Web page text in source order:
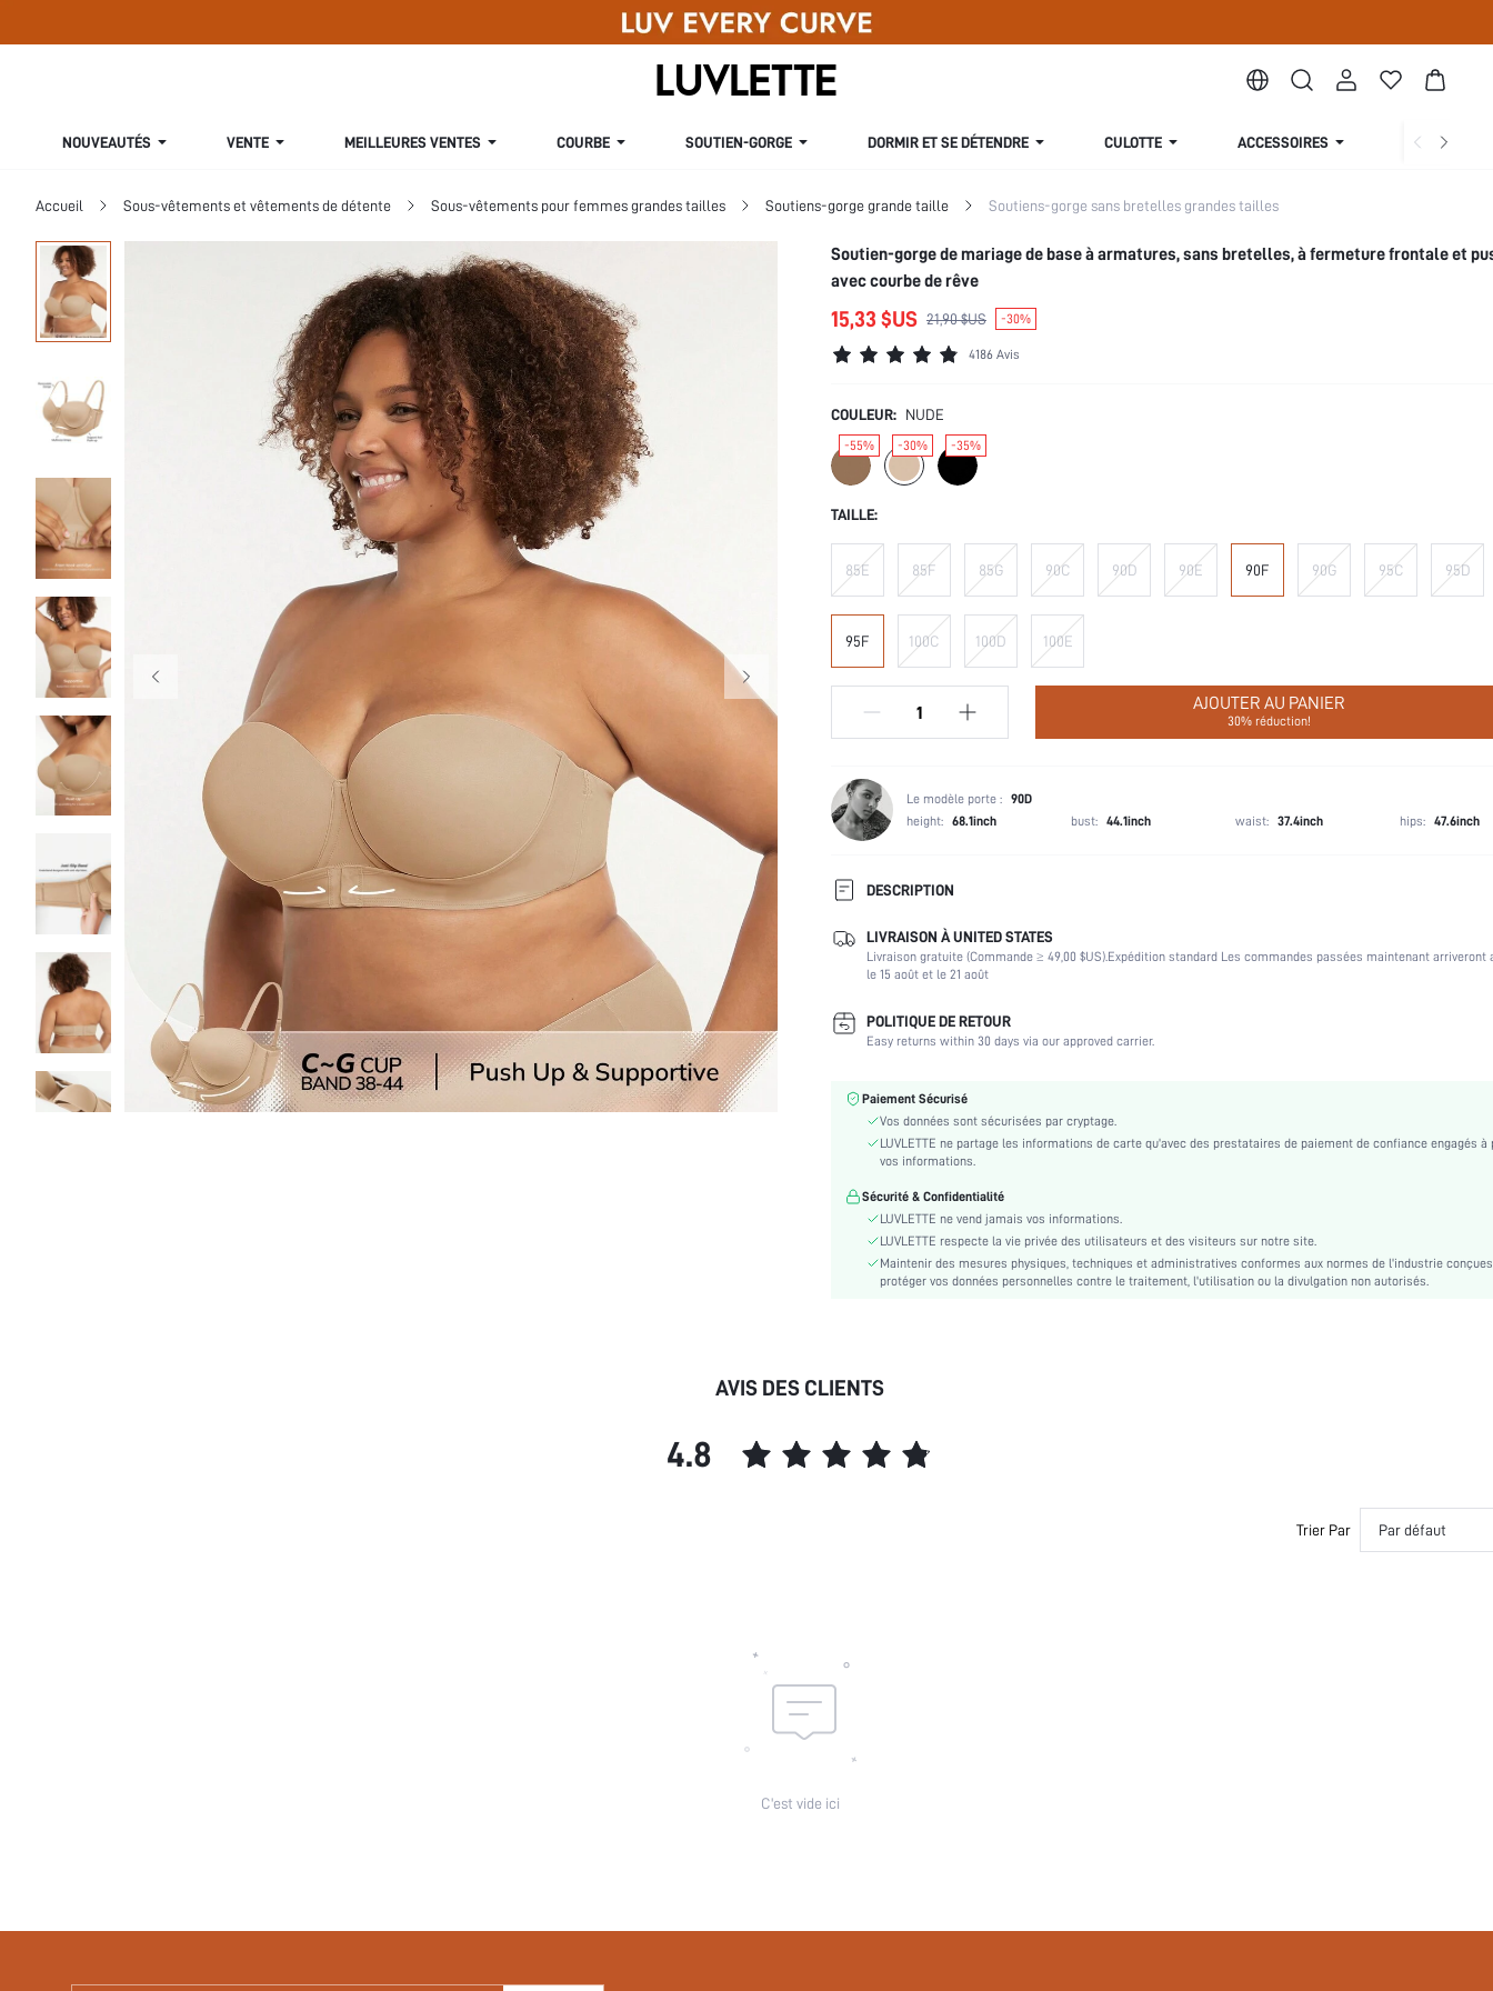
NOUVEAUTÉS VENTE MEILLEURES VENTES COURBE SOUTIEN-GORGE DORMIR ET SE DÉTENDRE CULOTTE ACCESSOIRES COLLECTION
Accueil Sous-vêtements et vêtements de détente Sous-vêtements pour femmes grandes tailles Soutiens-gorge grande taille Soutiens-gorge sans bretelles grandes tailles
Soutien-gorge de mariage de base à armatures, sans bretelles, à fermeture frontale et
avec courbe de rêve
15,33 $US 21,90 $US -30%
4186 Avis
COULEUR: NUDE
-55% -30% -35%
TAILLE:
85E 85F 85G 90C 90D 90E 90F 90G 95C 95D
95F 100C 100D 100E
AJOUTER AU PANIER
30% réduction!
Le modèle porte : 90D
height: 68.1inch bust: 44.1inch waist: 37.4inch hips: 47.6inch
DESCRIPTION
armatures:
Armature
Composition:
92% Polyamide, 8% Élasthanne
vêtements et de vêtements
de nuit:
Niveau de revêtement:
Élasticité du tissu:
Élasticité moyenne
Instructions d'entretien:
Type de Soutien-gorge:
Tissu/matériel:
Étoffe
Couleur:
Nude
Type de motif:
Unicolore
LIVRAISON À UNITED STATES
Livraison gratuite (Commande ≥ 49,00 $US).Expédition standard Les commandes passées maintenant arriveront
le 15 août et le 21 août
POLITIQUE DE RETOUR
Easy returns within 30 days via our approved carrier.
Paiement Sécurisé
Vos données sont sécurisées par cryptage.
LUVLETTE ne partage les informations de carte qu'avec des prestataires de paiement de confiance engagés à
vos informations.
Sécurité & Confidentialité
LUVLETTE ne vend jamais vos informations.
LUVLETTE respecte la vie privée des utilisateurs et des visiteurs sur notre site.
Maintenir des mesures physiques, techniques et administratives conformes aux normes de l'industrie
protéger vos données personnelles contre le traitement, l'utilisation ou la divulgation non autorisés.
AVIS DES CLIENTS
4.8
Trier Par Par défaut
C'est vide ici